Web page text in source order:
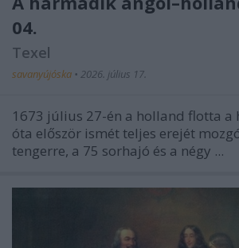
04.
Texel
savanyújóska • 2026. július 17.
1673 július 27-én a holland flotta a
óta először ismét teljes erejét
tengerre, a 75 sorhajó és a négy ...